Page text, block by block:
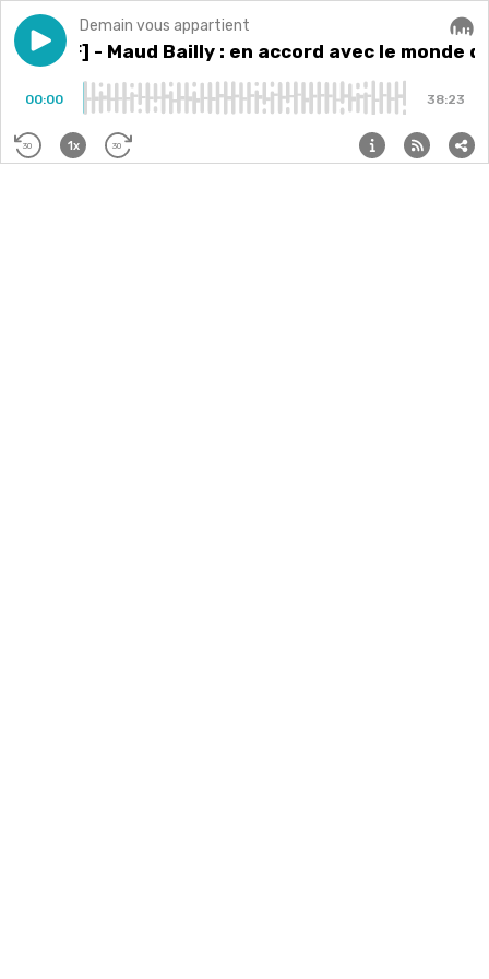
Play episode[REDIFF] - Maud Bailly : en accord avec le monde de
Demain vous appartient
[REDIFF] - Maud Bailly : en accord avec le monde
00:00 38:23
30 1x 30